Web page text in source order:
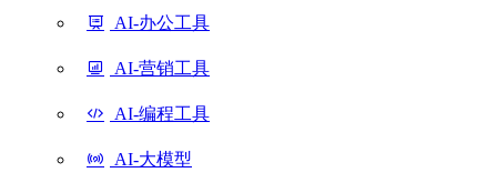
AI-办公工具
AI-营销工具
AI-编程工具
AI-大模型